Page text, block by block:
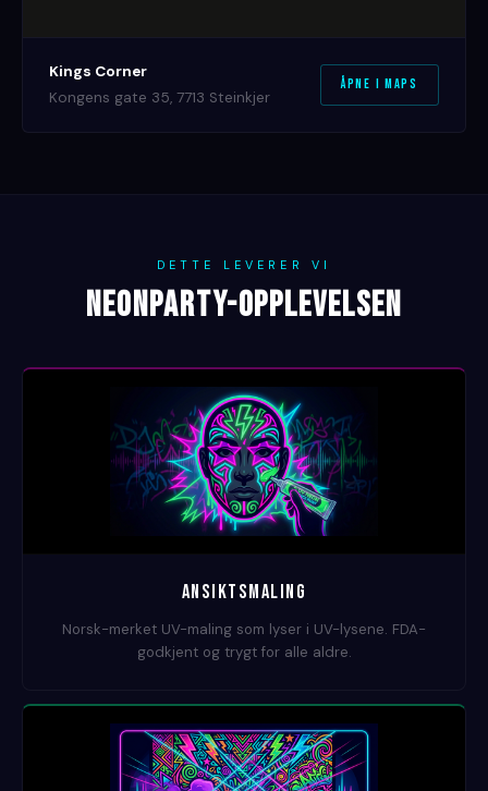
Kings Corner
Kongens gate 35, 7713 Steinkjer
Åpne i Maps
DETTE LEVERER VI
NEONPARTY-OPPLEVELSEN
ANSIKTSMALING
Norsk-merket UV-maling som lyser i UV-lysene. FDA-
godkjent og trygt for alle aldre.